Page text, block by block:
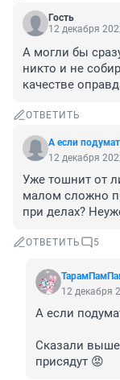
Гость
12 декабря
А могли бы
никто и не
качестве
ОТВЕТИТЬ
А если
12 декабря
Уже тошнит от
малом сложно
при делах?
ОТВЕТИТЬ 5
12 декабря
А если
Сказали
присядут 😡